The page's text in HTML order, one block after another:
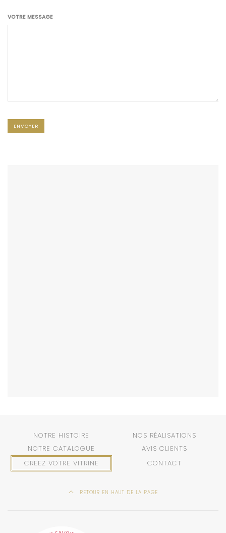
VOTRE MESSAGE
NOTRE HISTOIRE
NOS RÉALISATIONS
NOTRE CATALOGUE
AVIS CLIENTS
CREEZ VOTRE VITRINE
CONTACT
RETOUR EN HAUT DE LA PAGE